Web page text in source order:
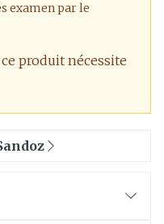
examen par le
produit nécessite